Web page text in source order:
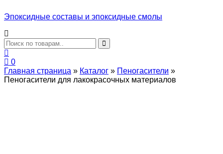
Эпоксидные составы и эпоксидные смолы
0
Главная страница » Каталог » Пеногасители »
Пеногасители для лакокрасочных материалов